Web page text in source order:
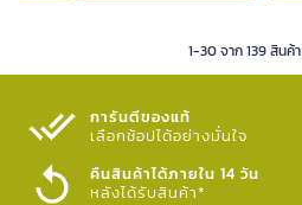
1-30 จาก 139 สินค้า
การันตีของแท้
เลือกช้อปได้อย่างมั่นใจ​
คืนสินค้าได้ภายใน 14 วัน
หลังได้รับสินค้า*